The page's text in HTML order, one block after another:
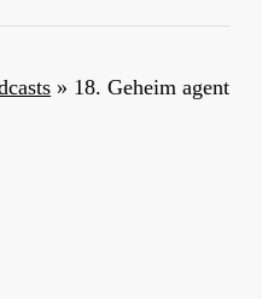
» 18. Geheim agent